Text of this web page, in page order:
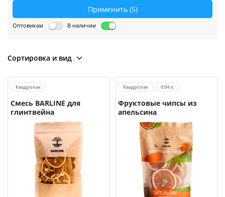
Применить (5)
Оптовикам В наличии
Сортировка и вид
Квадропак
Смесь BARLINE для
глинтвейна
Квадропак 0.04 л.
Фруктовые чипсы из
апельсина